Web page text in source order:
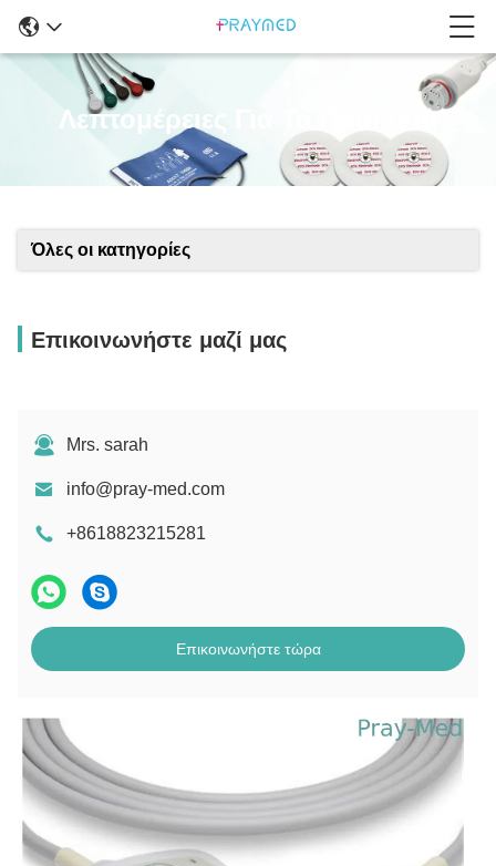
Λεπτομέρειες Για Τα Προϊόντα
Όλες οι κατηγορίες
Επικοινωνήστε μαζί μας
Mrs. sarah
info@pray-med.com
+8618823215281
Επικοινωνήστε τώρα